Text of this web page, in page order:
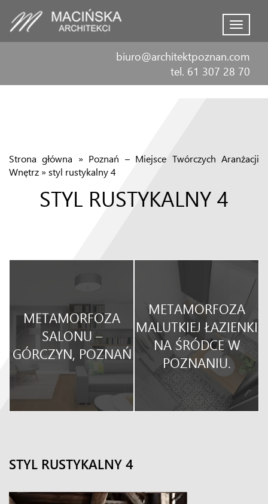
Menu
biuro@architektpoznan.com
tel. 61 307 28 70
Strona główna » Poznań – Miejsce Twórczych Aranżacji
Wnętrz »styl rustykalny 4
STYL RUSTYKALNY 4
METAMORFOZA
SALONU –
GÓRCZYN, POZNAŃ
METAMORFOZA
MALUTKIEJ ŁAZIENKI
NA ŚRÓDCE W
POZNANIU.
STYL RUSTYKALNY 4